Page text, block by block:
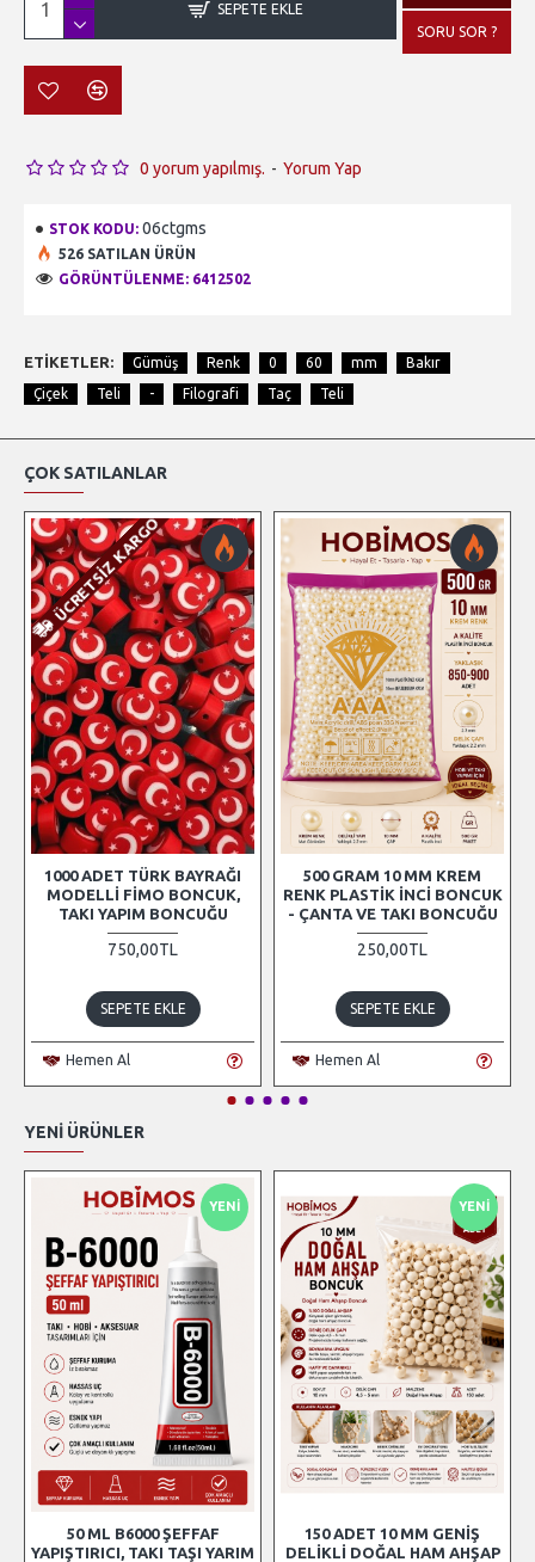
STOK KODU: 06ctgms
526 SATILAN ÜRÜN
GÖRÜNTÜLENME: 6412502
0 yorum yapılmış. - Yorum Yap
SEPETE EKLE
SORU SOR ?
ETIKETLER: Gümüş Renk 0 60 mm Bakır
Çiçek Teli - Filografi Taç Teli
ÇOK SATILANLAR
ÜCRETSIZ KARGO
1000 ADET TÜRK BAYRAĞI
MODELLI FIMO BONCUK,
TAKI YAPIM BONCUĞU
750,00TL
SEPETE EKLE
Hemen Al
500 GRAM 10 MM KREM
RENK PLASTIK İNCI BONCUK
- ÇANTA VE TAKI BONCUĞU
250,00TL
SEPETE EKLE
Hemen Al
YENI ÜRÜNLER
YENI
50 ML B6000 ŞEFFAF
YAPIŞTIRICI, TAKI TAŞI YARIM
YENI
150 ADET 10 MM GENIŞ
DELIKLI DOĞAL HAM AHŞAP